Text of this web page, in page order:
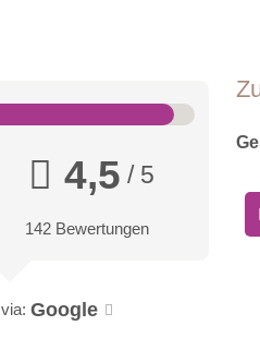
4,5 / 5
142 Bewertungen
via: Google